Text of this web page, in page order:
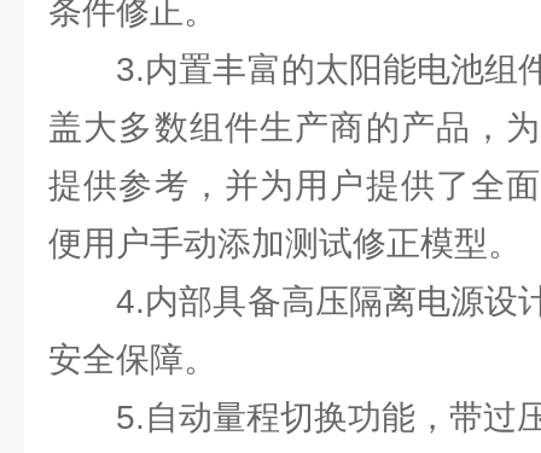
条件修正。
3.内置丰富的太阳能电池组
盖大多数组件生产商的产品，
提供参考，并为用户提供了全
便用户手动添加测试修正模型。
4.内部具备高压隔离电源设
安全保障。
5.自动量程切换功能，带过